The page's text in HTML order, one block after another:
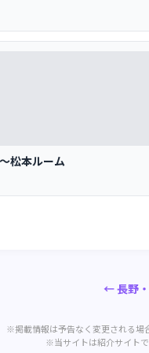
松本ルーム
← 長野
※掲載情報は予告なく変更される場
※当サイトは紹介サイトで